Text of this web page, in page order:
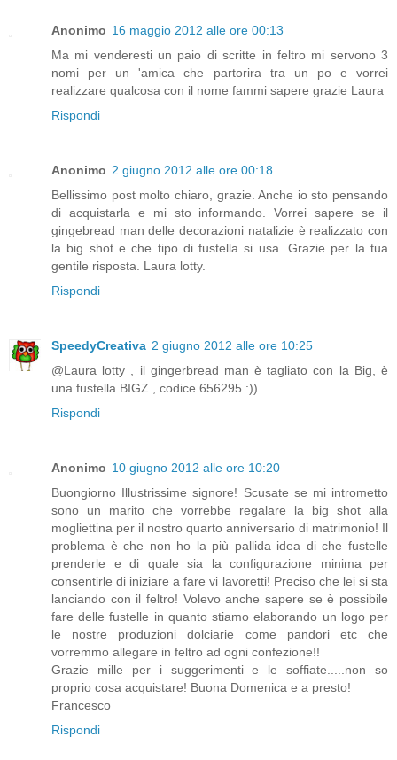
Anonimo 16 maggio 2012 alle ore 00:13
Ma mi venderesti un paio di scritte in feltro mi servono 3
nomi per un 'amica che partorira tra un po e vorrei
realizzare qualcosa con il nome fammi sapere grazie Laura
Rispondi
Anonimo 2 giugno 2012 alle ore 00:18
Bellissimo post molto chiaro, grazie. Anche io sto pensando
di acquistarla e mi sto informando. Vorrei sapere se il
gingebread man delle decorazioni natalizie è realizzato con
la big shot e che tipo di fustella si usa. Grazie per la tua
gentile risposta. Laura lotty.
Rispondi
SpeedyCreativa 2 giugno 2012 alle ore 10:25
@Laura lotty , il gingerbread man è tagliato con la Big, è
una fustella BIGZ , codice 656295 :))
Rispondi
Anonimo 10 giugno 2012 alle ore 10:20
Buongiorno Illustrissime signore! Scusate se mi intrometto
sono un marito che vorrebbe regalare la big shot alla
mogliettina per il nostro quarto anniversario di matrimonio! Il
problema è che non ho la più pallida idea di che fustelle
prenderle e di quale sia la configurazione minima per
consentirle di iniziare a fare vi lavoretti! Preciso che lei si sta
lanciando con il feltro! Volevo anche sapere se è possibile
fare delle fustelle in quanto stiamo elaborando un logo per
le nostre produzioni dolciarie come pandori etc che
vorremmo allegare in feltro ad ogni confezione!!
Grazie mille per i suggerimenti e le soffiate.....non so
proprio cosa acquistare! Buona Domenica e a presto!
Francesco
Rispondi